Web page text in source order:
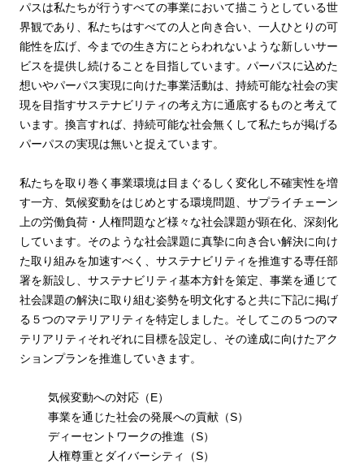
パスは私たちが行うすべての事業において描こうとしている世
界観であり、私たちはすべての人と向き合い、一人ひとりの可
能性を広げ、今までの生き方にとらわれないような新しいサー
ビスを提供し続けることを目指しています。パーパスに込めた
想いやパーパス実現に向けた事業活動は、持続可能な社会の実
現を目指すサステナビリティの考え方に通底するものと考えて
います。換言すれば、持続可能な社会無くして私たちが掲げる
パーパスの実現は無いと捉えています。
私たちを取り巻く事業環境は目まぐるしく変化し不確実性を増
す一方、気候変動をはじめとする環境問題、サプライチェーン
上の労働負荷・人権問題など様々な社会課題が顕在化、深刻化
しています。そのような社会課題に真摯に向き合い解決に向け
た取り組みを加速すべく、サステナビリティを推進する専任部
署を新設し、サステナビリティ基本方針を策定、事業を通じて
社会課題の解決に取り組む姿勢を明文化すると共に下記に掲げ
る５つのマテリアリティを特定しました。そしてこの５つのマ
テリアリティそれぞれに目標を設定し、その達成に向けたアク
ションプランを推進していきます。
気候変動への対応（E）
事業を通じた社会の発展への貢献（S）
ディーセントワークの推進（S）
人権尊重とダイバーシティ（S）